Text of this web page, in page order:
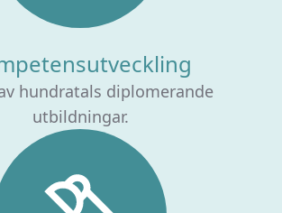
hundratals diplomerande
utbildningar.